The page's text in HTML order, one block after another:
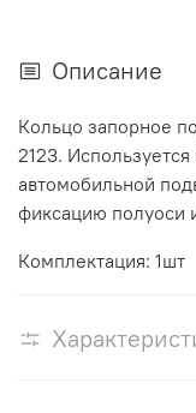
Описание
Кольцо запорное
2123.
автомобильной
фиксацию полуоси
Комплектация: 1шт